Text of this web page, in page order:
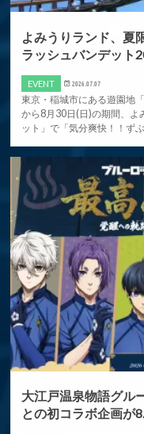
よみうりランド、夏
ラッシュバンデット
EVENT 2026.07.07
東京・稲城市にある遊園地
から8月30日(日)の期間、よ
ット」で「気分爽快！！ず
大江戸温泉物語グル
との初コラボ企画が